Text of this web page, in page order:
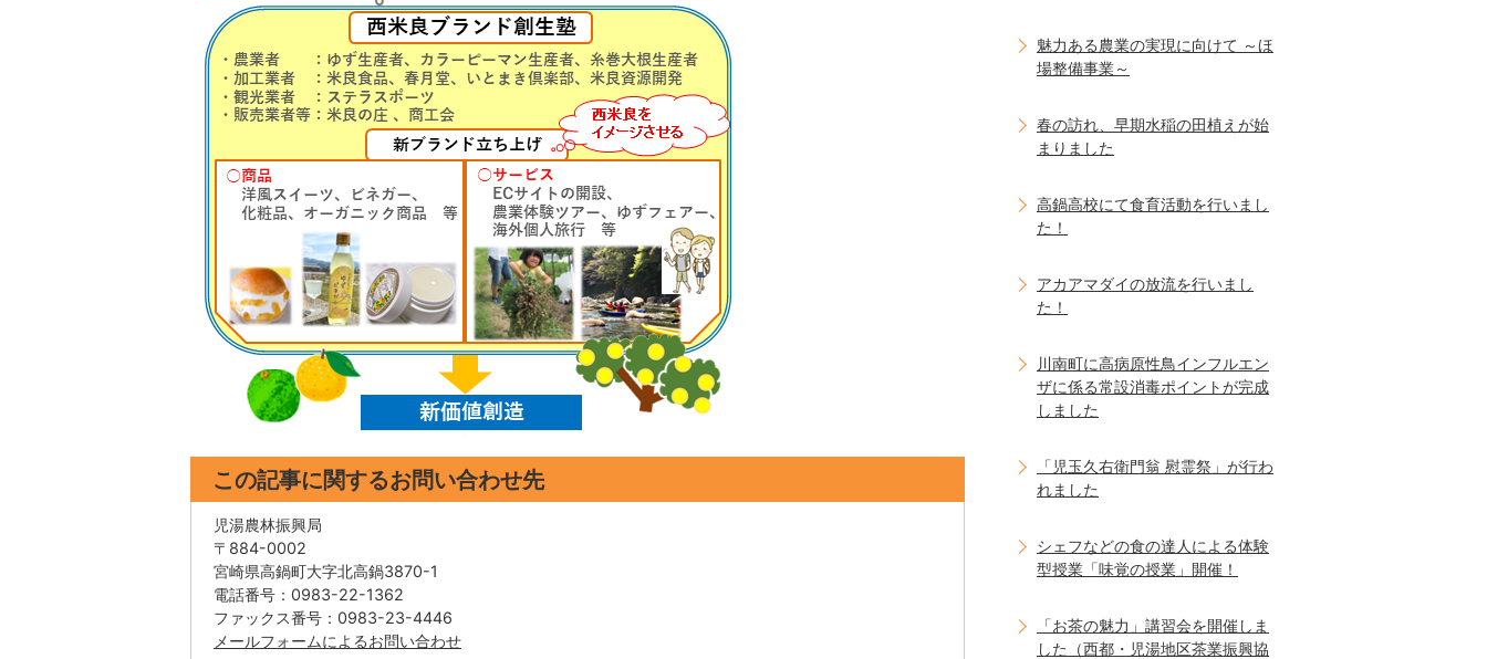
この記事に関するお問い合わせ先
児湯農林振興局
〒884-0002
宮崎県高鍋町大字北高鍋3870-1
電話番号：0983-22-1362
ファックス番号：0983-23-4446
メールフォームによるお問い合わせ
魅力ある農業の実現に向けて ～ほ
場整備事業～
春の訪れ、早期水稲の田植えが始
まりました
高鍋高校にて食育活動を行いまし
た！
アカアマダイの放流を行いまし
た！
川南町に高病原性鳥インフルエン
ザに係る常設消毒ポイントが完成
しました
「児玉久右衛門翁 慰霊祭」が行わ
れました
シェフなどの食の達人による体験
型授業「味覚の授業」開催！
「お茶の魅力」講習会を開催しま
した（西都・児湯地区茶業振興協